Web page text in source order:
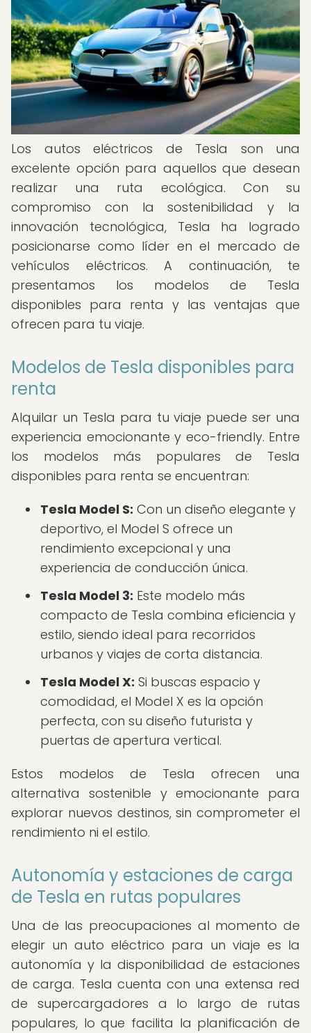
Los autos eléctricos de Tesla son una
excelente opción para aquellos que desean
realizar una ruta ecológica. Con su
compromiso con la sostenibilidad y la
innovación tecnológica, Tesla ha logrado
posicionarse como líder en el mercado de
vehículos eléctricos. A continuación, te
presentamos los modelos de Tesla
disponibles para renta y las ventajas que
ofrecen para tu viaje.
Modelos de Tesla disponibles para
renta
Alquilar un Tesla para tu viaje puede ser una
experiencia emocionante y eco-friendly. Entre
los modelos más populares de Tesla
disponibles para renta se encuentran:
Tesla Model S: Con un diseño elegante y
deportivo, el Model S ofrece un
rendimiento excepcional y una
experiencia de conducción única.
Tesla Model 3: Este modelo más
compacto de Tesla combina eficiencia y
estilo, siendo ideal para recorridos
urbanos y viajes de corta distancia.
Tesla Model X: Si buscas espacio y
comodidad, el Model X es la opción
perfecta, con su diseño futurista y
puertas de apertura vertical.
Estos modelos de Tesla ofrecen una
alternativa sostenible y emocionante para
explorar nuevos destinos, sin comprometer el
rendimiento ni el estilo.
Autonomía y estaciones de carga
de Tesla en rutas populares
Una de las preocupaciones al momento de
elegir un auto eléctrico para un viaje es la
autonomía y la disponibilidad de estaciones
de carga. Tesla cuenta con una extensa red
de supercargadores a lo largo de rutas
populares, lo que facilita la planificación de